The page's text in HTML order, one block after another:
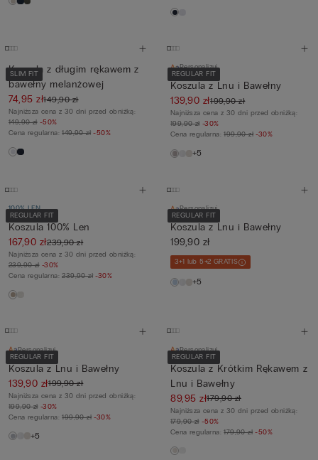
SLIM FIT
Koszula z długim rękawem z
bawełny melanżowej
74,95 zł149,90 zł
Najniższa cena z 30 dni przed obniżką:
149,90 zł -50%
Cena regularna:149,90 zł -50%
REGULAR FIT
Personalizuj
Koszula z Lnu i Bawełny
139,90 zł199,90 zł
Najniższa cena z 30 dni przed obniżką:
199,90 zł -30%
Cena regularna:199,90 zł -30%
+5
REGULAR FIT
100% LEN
Koszula 100% Len
167,90 zł239,90 zł
Najniższa cena z 30 dni przed obniżką:
239,90 zł -30%
Cena regularna:239,90 zł -30%
REGULAR FIT
Personalizuj
Koszula z Lnu i Bawełny
199,90 zł
3+1 lub 5+2 GRATIS
+5
REGULAR FIT
Personalizuj
Koszula z Lnu i Bawełny
139,90 zł199,90 zł
Najniższa cena z 30 dni przed obniżką:
199,90 zł -30%
Cena regularna:199,90 zł -30%
+5
REGULAR FIT
Personalizuj
Koszula z Krótkim Rękawem z
Lnu i Bawełny
89,95 zł179,90 zł
Najniższa cena z 30 dni przed obniżką:
179,90 zł -50%
Cena regularna:179,90 zł -50%